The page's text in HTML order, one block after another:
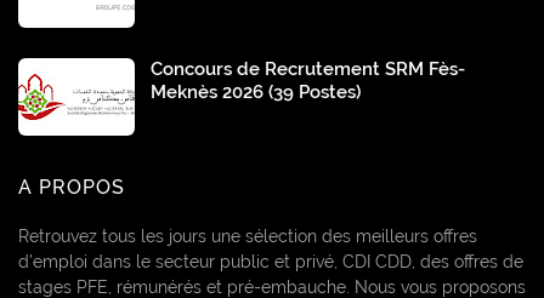
Concours de Recrutement SRM Fès-
Meknès 2026 (39 Postes)
A PROPOS
Retrouvez tous les jours une sélection des meilleurs offres
d’emploi dans le secteur public et privé, CDI CDD, des offres de
stages PFE, rémunérés et pré-embauche. Nous vous proposons